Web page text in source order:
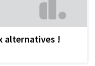
alternatives !